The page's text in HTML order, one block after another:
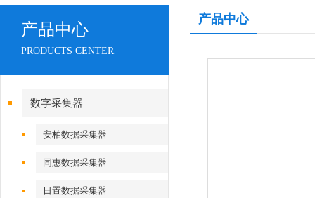
产品中心
PRODUCTS CENTER
数字采集器
安柏数据采集器
同惠数据采集器
日置数据采集器
产品中心